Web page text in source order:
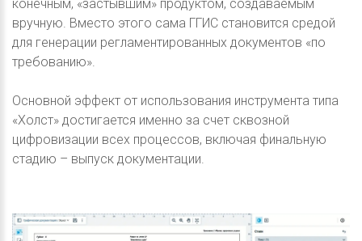
конечным, «застывшим» продуктом, создаваемым
вручную. Вместо этого сама ГГИС становится средой
для генерации регламентированных документов «по
требованию».
Основной эффект от использования инструмента типа
«Холст» достигается именно за счет сквозной
цифровизации всех процессов, включая финальную
стадию – выпуск документации.